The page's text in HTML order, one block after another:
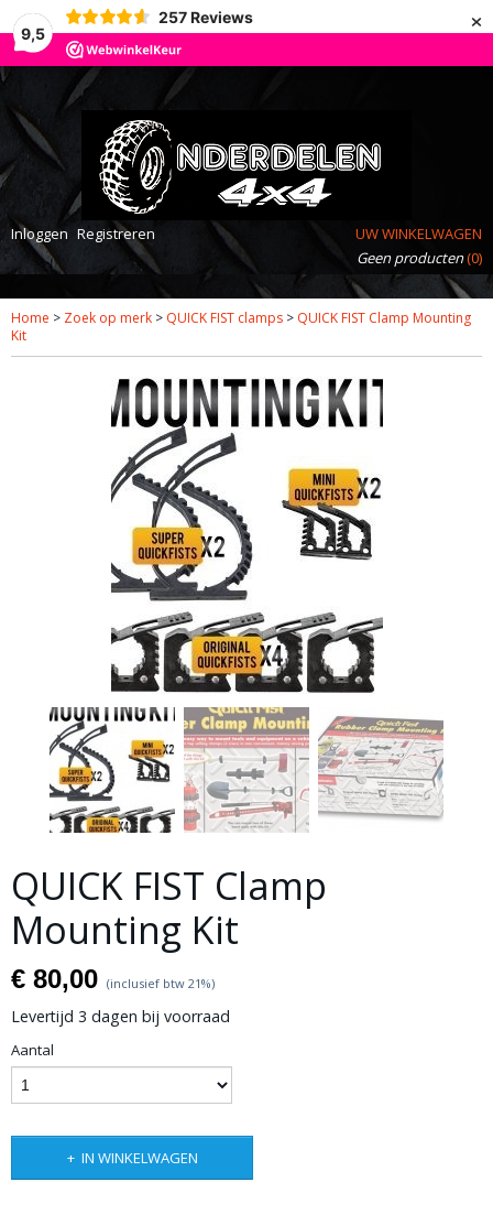
9,5
257 Reviews ×
Inloggen Registreren
UW WINKELWAGEN
Geen producten(0)
Home > Zoek op merk > QUICK FIST clamps > QUICK FIST Clamp Mounting
Kit
QUICK FIST Clamp
Mounting Kit
€ 80,00 (inclusief btw 21%)
Levertijd 3 dagen bij voorraad
Aantal
IN WINKELWAGEN